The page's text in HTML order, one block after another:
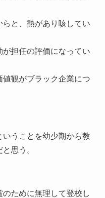
と、熱があり咳してい
担任の評価になってい
観がブラック企業につ
うことを幼少期から教
思う。
ために無理して登校し